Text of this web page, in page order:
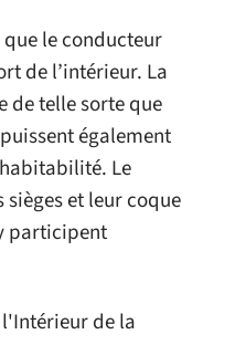
que le conducteur
de l’intérieur. La
de telle sorte que
également
Le
et leur coque
participent